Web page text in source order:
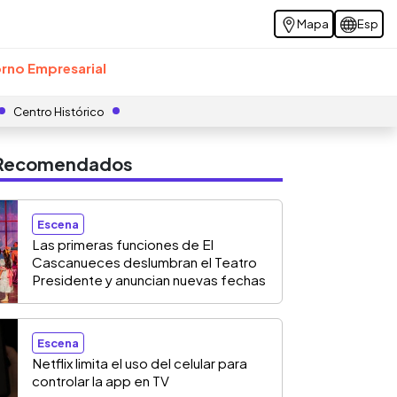
Mapa Esp
Empresarial
Centro Histórico
Escena
Las primeras funciones de El
Cascanueces deslumbran el Teatro
Presidente y anuncian nuevas fechas
Escena
Netflix limita el uso del celular para
controlar la app en TV